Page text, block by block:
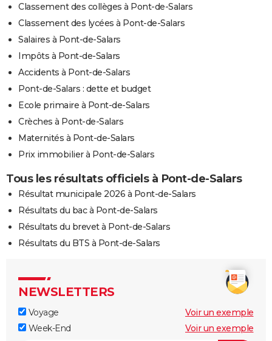
Classement des collèges à Pont-de-Salars
Classement des lycées à Pont-de-Salars
Salaires à Pont-de-Salars
Impôts à Pont-de-Salars
Accidents à Pont-de-Salars
Pont-de-Salars : dette et budget
Ecole primaire à Pont-de-Salars
Crèches à Pont-de-Salars
Maternités à Pont-de-Salars
Prix immobilier à Pont-de-Salars
Tous les résultats officiels à Pont-de-Salars
Résultat municipale 2026 à Pont-de-Salars
Résultats du bac à Pont-de-Salars
Résultats du brevet à Pont-de-Salars
Résultats du BTS à Pont-de-Salars
NEWSLETTERS
Voyage
Voir un exemple
Week-End
Voir un exemple